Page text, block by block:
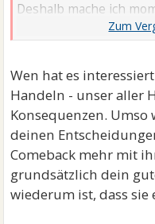
Deshalb mache ich
Ihr ( begleitend zu
Woche stabil und
nicht mehr gehen wird.
Sie ist wieder zu Ihren
zurückgegangen. Da
gearbeitet hat und
eine Chance
Wen hat es
Handeln - unser aller
Konsequenzen.
deinen
Comeback mehr mit
grundsätzlich dein
wiederum ist, dass sie